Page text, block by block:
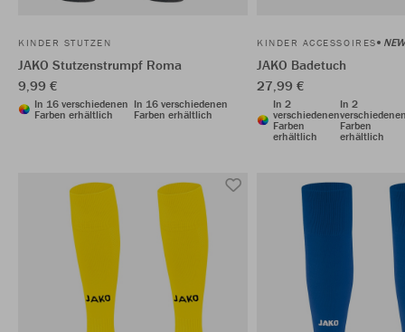
KINDER STUTZEN
JAKO Stutzenstrumpf Roma
9,99 €
In 16 verschiedenen
Farben erhältlich
In 16 verschiedenen
Farben erhältlich
KINDER ACCESSOIRES
JAKO Badetuch
27,99 €
In 2
verschiedenen
Farben
erhältlich
In 2
Farben
erhältlich